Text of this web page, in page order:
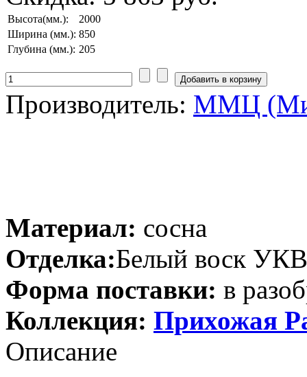
Высота(мм.):
2000
Ширина (мм.): 850
Глубина (мм.): 205
Производитель: ММЦ
Материал: сосна
Отделка:Белый воск УКВ
Форма поставки: в
Коллекция: Прихожая
Описание